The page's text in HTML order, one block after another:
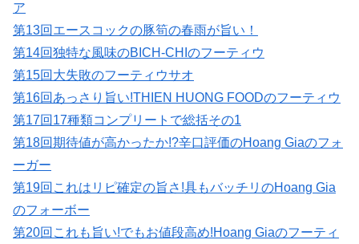
ア
第13回エースコックの豚筍の春雨が旨い！
第14回独特な風味のBICH-CHIのフーティウ
第15回大失敗のフーティウサオ
第16回あっさり旨い!THIEN HUONG FOODのフーティウ
第17回17種類コンプリートで総括その1
第18回期待値が高かったか!?辛口評価のHoang Giaのフォ
ーガー
第19回これはリピ確定の旨さ!具もバッチリのHoang Gia
のフォーボー
第20回これも旨い!でもお値段高め!Hoang Giaのフーティ